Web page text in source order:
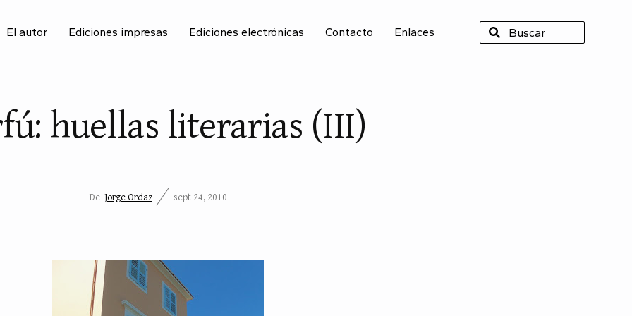
El autor Ediciones impresas Ediciones electrónicas Contacto Enlaces
BUSCAR
huellas literarias (III)
De Jorge Ordaz sept 24, 2010